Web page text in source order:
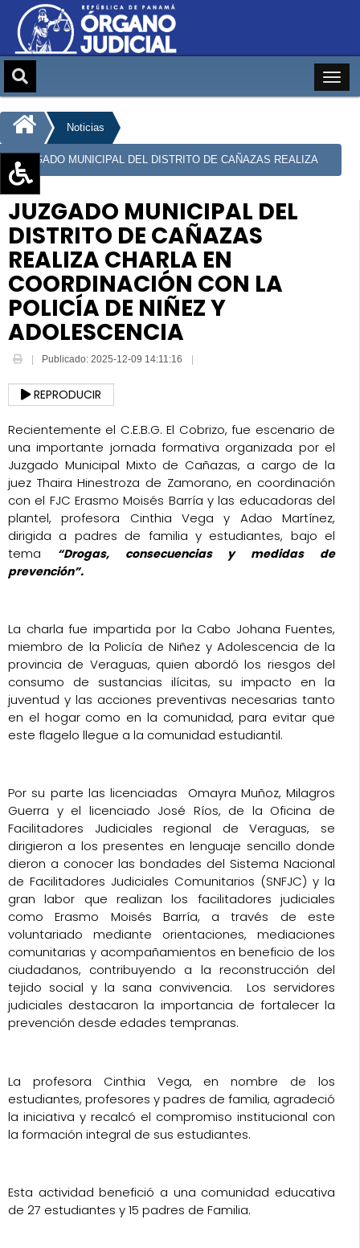
Aumentar texto (+)
Reducir texto (-)
Restablecer texto
Escala de Brillo
Escala de grises
Noticias
JUZGADO MUNICIPAL DEL DISTRITO DE CAÑAZAS REALIZA
CHARLA EN COORDINACIÓN CON LA POLICÍA DE NIÑEZ Y
ADOLESCENCIA
JUZGADO MUNICIPAL DEL
DISTRITO DE CAÑAZAS
REALIZA CHARLA EN
COORDINACIÓN CON LA
POLICÍA DE NIÑEZ Y
ADOLESCENCIA
Publicado: 2025-12-09 14:11:16
REPRODUCIR
Recientemente el C.E.B.G. El Cobrizo, fue escenario de
una importante jornada formativa organizada por el
Juzgado Municipal Mixto de Cañazas, a cargo de la
juez Thaira Hinestroza de Zamorano, en coordinación
con el FJC Erasmo Moisés Barría y las educadoras del
plantel, profesora Cinthia Vega y Adao Martínez,
dirigida a padres de familia y estudiantes, bajo el
tema “Drogas, consecuencias y medidas de
prevención”.
La charla fue impartida por la Cabo Johana Fuentes,
miembro de la Policía de Niñez y Adolescencia de la
provincia de Veraguas, quien abordó los riesgos del
consumo de sustancias ilícitas, su impacto en la
juventud y las acciones preventivas necesarias tanto
en el hogar como en la comunidad, para evitar que
este flagelo llegue a la comunidad estudiantil.
Por su parte las licenciadas Omayra Muñoz, Milagros
Guerra y el licenciado José Ríos, de la Oficina de
Facilitadores Judiciales regional de Veraguas, se
dirigieron a los presentes en lenguaje sencillo donde
dieron a conocer las bondades del Sistema Nacional
de Facilitadores Judiciales Comunitarios (SNFJC) y la
gran labor que realizan los facilitadores judiciales
como Erasmo Moisés Barría, a través de este
voluntariado mediante orientaciones, mediaciones
comunitarias y acompañamientos en beneficio de los
ciudadanos, contribuyendo a la reconstrucción del
tejido social y la sana convivencia. Los servidores
judiciales destacaron la importancia de fortalecer la
prevención desde edades tempranas.
La profesora Cinthia Vega, en nombre de los
estudiantes, profesores y padres de familia, agradeció
la iniciativa y recalcó el compromiso institucional con
la formación integral de sus estudiantes.
Esta actividad benefició a una comunidad educativa
de 27 estudiantes y 15 padres de Familia.